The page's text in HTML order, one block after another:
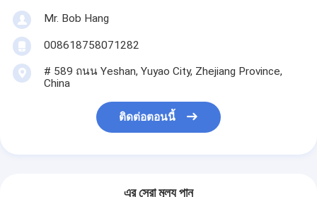
Mr. Bob Hang
008618758071282
# 589 ถนน Yeshan, Yuyao City, Zhejiang Province,
China
ติดต่อตอนนี้
এর সেরা মূল্য পান